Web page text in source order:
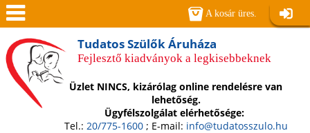
Jump to navigation
Tudatos Szülők Áruháza
Fejlesztő kiadványok a legkisebbeknek
Üzlet NINCS, kizárólag online rendelésre van
lehetőség.
Ügyfélszolgálat elérhetősége:
Tel.: 20/775-1600; E-mail: info@tudatosszulo.hu
A kosár üres.
Men
ü